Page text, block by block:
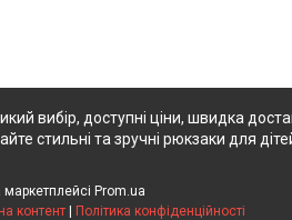
вибір, доступні ціни, швидка
стильні та зручні рюкзаки для
Prom.ua
контент Політика конфіденційності